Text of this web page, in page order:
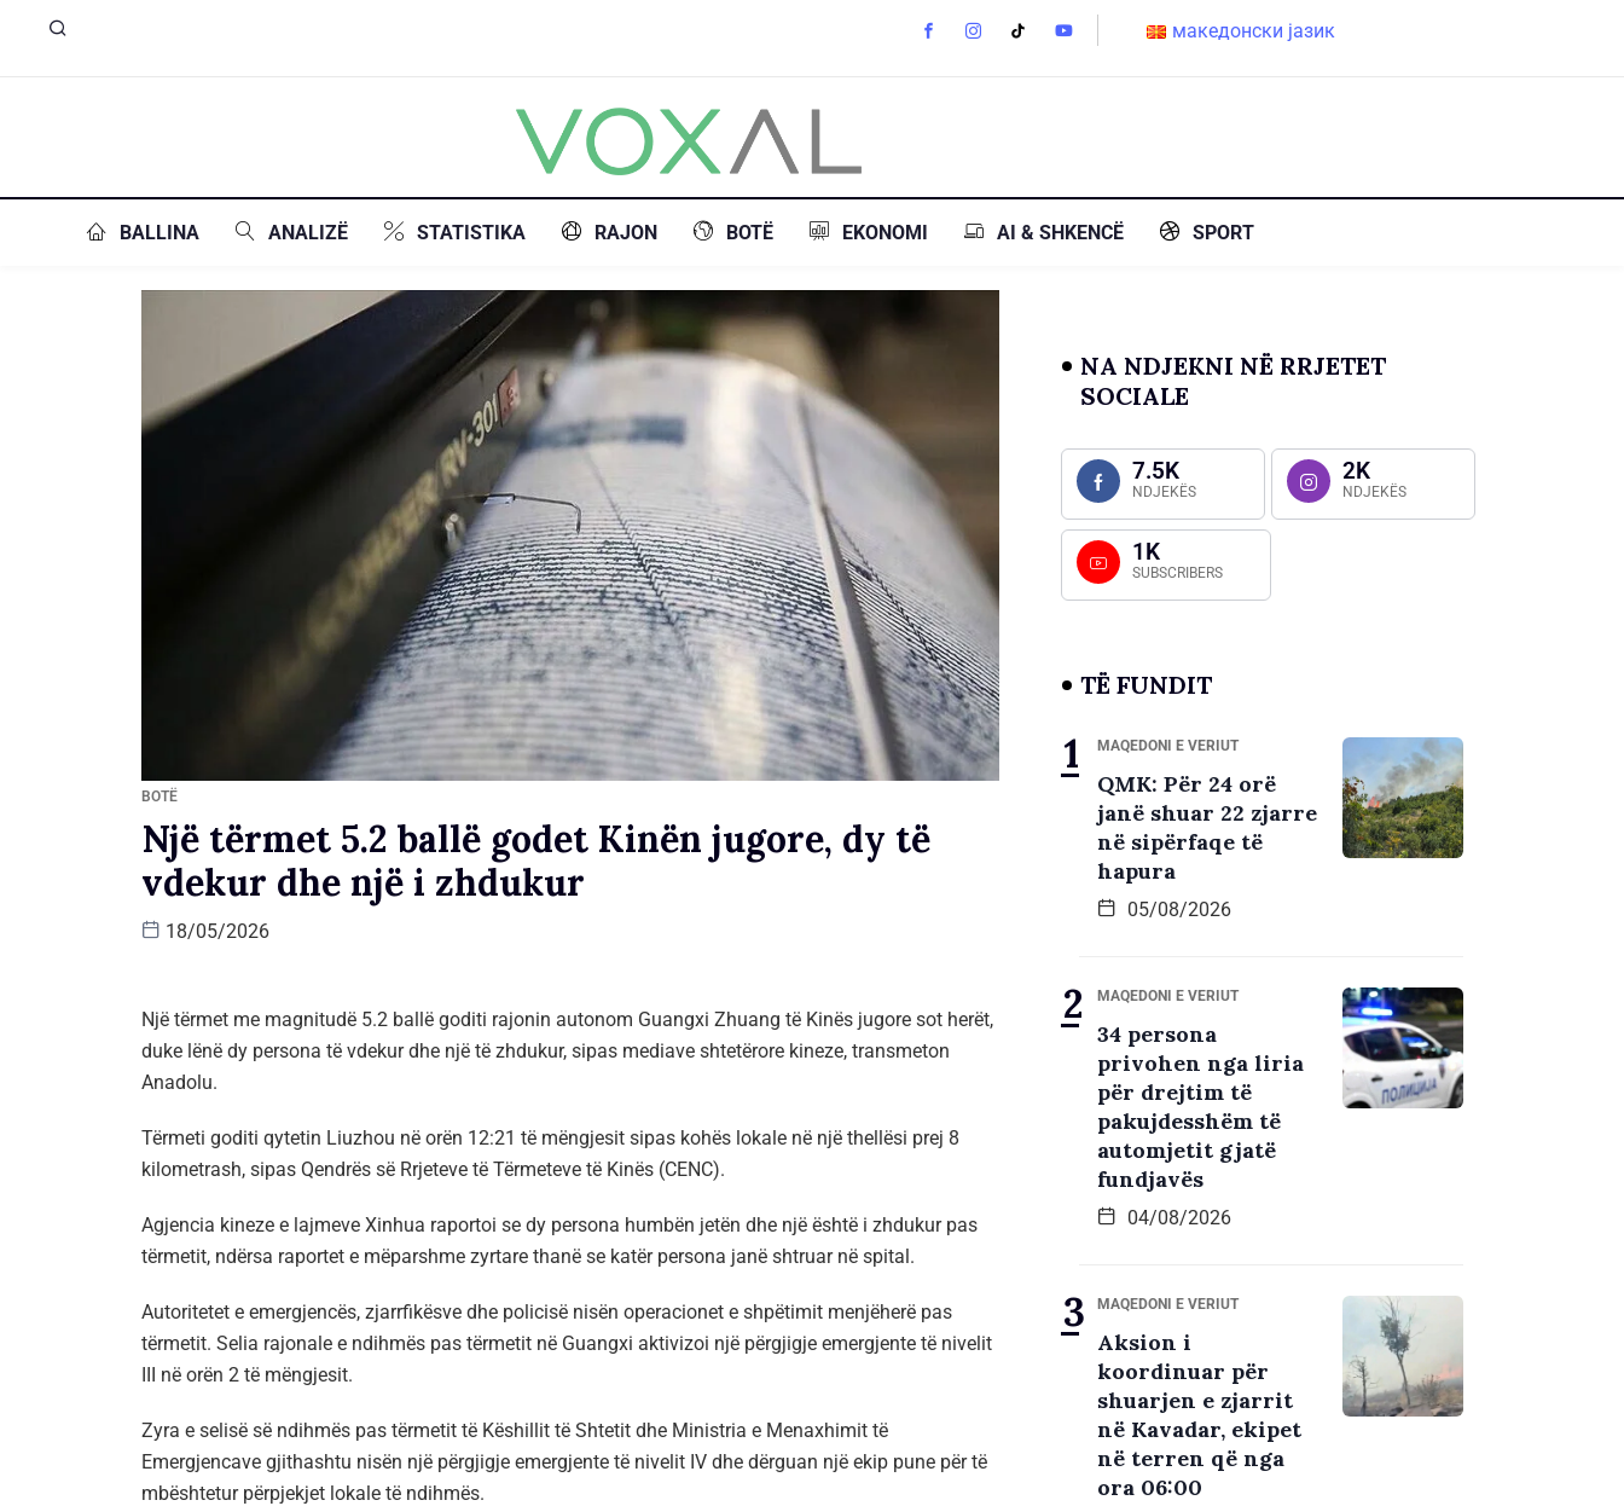
македонски јазик
BALLINA ANALIZË STATISTIKA RAJON BOTË EKONOMI AI & SHKENCË SPORT
BOTË
Një tërmet 5.2 ballë godet Kinën jugore, dy të
vdekur dhe një i zhdukur
18/05/2026
Një tërmet me magnitudë 5.2 ballë goditi rajonin autonom Guangxi Zhuang të Kinës jugore sot herët,
duke lënë dy persona të vdekur dhe një të zhdukur, sipas mediave shtetërore kineze, transmeton
Anadolu.
Tërmeti goditi qytetin Liuzhou në orën 12:21 të mëngjesit sipas kohës lokale në një thellësi prej 8
kilometrash, sipas Qendrës së Rrjeteve të Tërmeteve të Kinës (CENC).
Agjencia kineze e lajmeve Xinhua raportoi se dy persona humbën jetën dhe një është i zhdukur pas
tërmetit, ndërsa raportet e mëparshme zyrtare thanë se katër persona janë shtruar në spital.
Autoritetet e emergjencës, zjarrfikësve dhe policisë nisën operacionet e shpëtimit menjëherë pas
tërmetit. Selia rajonale e ndihmës pas tërmetit në Guangxi aktivizoi një përgjigje emergjente të nivelit
III në orën 2 të mëngjesit.
Zyra e selisë së ndihmës pas tërmetit të Këshillit të Shtetit dhe Ministria e Menaxhimit të
Emergjencave gjithashtu nisën një përgjigje emergjente të nivelit IV dhe dërguan një ekip pune për të
mbështetur përpjekjet lokale të ndihmës.
NA NDJEKNI NË RRJETET
SOCIALE
7.5K
NDJEKËS
2K
NDJEKËS
1K
SUBSCRIBERS
TË FUNDIT
MAQEDONI E VERIUT
QMK: Për 24 orë
janë shuar 22 zjarre
në sipërfaqe të
hapura
05/08/2026
MAQEDONI E VERIUT
34 persona
privohen nga liria
për drejtim të
pakujdesshëm të
automjetit gjatë
fundjavës
04/08/2026
MAQEDONI E VERIUT
Aksion i
koordinuar për
shuarjen e zjarrit
në Kavadar, ekipet
në terren që nga
ora 06:00